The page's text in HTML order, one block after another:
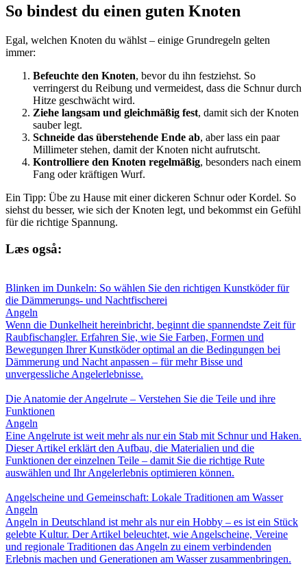
So bindest du einen guten Knoten
Egal, welchen Knoten du wählst – einige Grundregeln gelten
immer:
Befeuchte den Knoten, bevor du ihn festziehst. So
verringerst du Reibung und vermeidest, dass die Schnur durch
Hitze geschwächt wird.
Ziehe langsam und gleichmäßig fest, damit sich der Knoten
sauber legt.
Schneide das überstehende Ende ab, aber lass ein paar
Millimeter stehen, damit der Knoten nicht aufrutscht.
Kontrolliere den Knoten regelmäßig, besonders nach einem
Fang oder kräftigen Wurf.
Ein Tipp: Übe zu Hause mit einer dickeren Schnur oder Kordel. So
siehst du besser, wie sich der Knoten legt, und bekommst ein Gefühl
für die richtige Spannung.
Læs også:
Blinken im Dunkeln: So wählen Sie den richtigen Kunstköder für
die Dämmerungs- und Nachtfischerei
Angeln
Wenn die Dunkelheit hereinbricht, beginnt die spannendste Zeit für
Raubfischangler. Erfahren Sie, wie Sie Farben, Formen und
Bewegungen Ihrer Kunstköder optimal an die Bedingungen bei
Dämmerung und Nacht anpassen – für mehr Bisse und
unvergessliche Angelerlebnisse.
Die Anatomie der Angelrute – Verstehen Sie die Teile und ihre
Funktionen
Angeln
Eine Angelrute ist weit mehr als nur ein Stab mit Schnur und Haken.
Dieser Artikel erklärt den Aufbau, die Materialien und die
Funktionen der einzelnen Teile – damit Sie die richtige Rute
auswählen und Ihr Angelerlebnis optimieren können.
Angelscheine und Gemeinschaft: Lokale Traditionen am Wasser
Angeln
Angeln in Deutschland ist mehr als nur ein Hobby – es ist ein Stück
gelebte Kultur. Der Artikel beleuchtet, wie Angelscheine, Vereine
und regionale Traditionen das Angeln zu einem verbindenden
Erlebnis machen und Generationen am Wasser zusammenbringen.